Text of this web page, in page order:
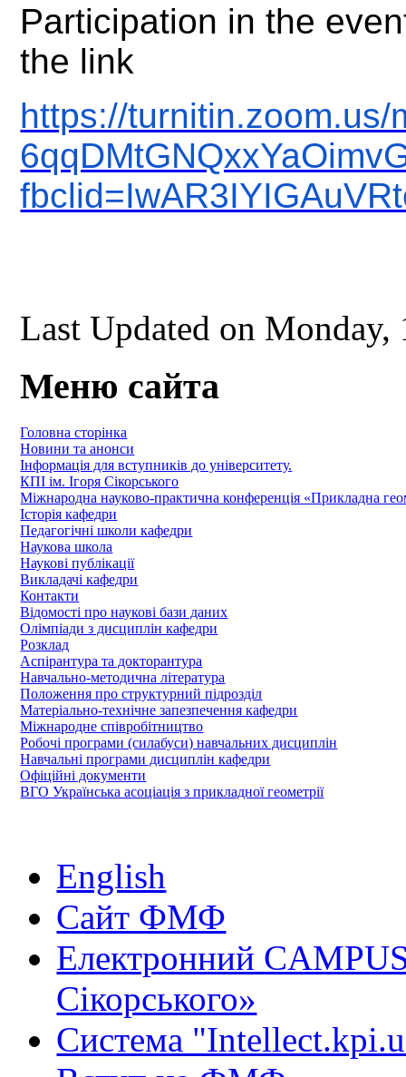
Participation in the
the link
https://
Last Updated on
Меню сайта
Головна сторінка
Новини та анонси
Інформація для вступників до університету.
КПІ ім. Ігоря Сікорського
Міжнародна науково-практична конференція «Прикладна
Історія кафедри
Педагогічні школи кафедри
Наукова школа
Наукові публікації
Викладачі кафедри
Контакти
Відомості про наукові бази даних
Олімпіади з дисциплін кафедри
Розклад
Аспірантура та докторантура
Навчально-методична література
Положення про структурний підрозділ
Матеріально-технічне запезпечення кафедри
Міжнародне співробітництво
Робочі програми (силабуси) навчальних дисциплін
Навчальні програми дисциплін кафедри
Офіційні документи
ВГО Українська асоціація з прикладної геометрії
English
Сайт ФМФ
Електронний
Сікорського»
Система